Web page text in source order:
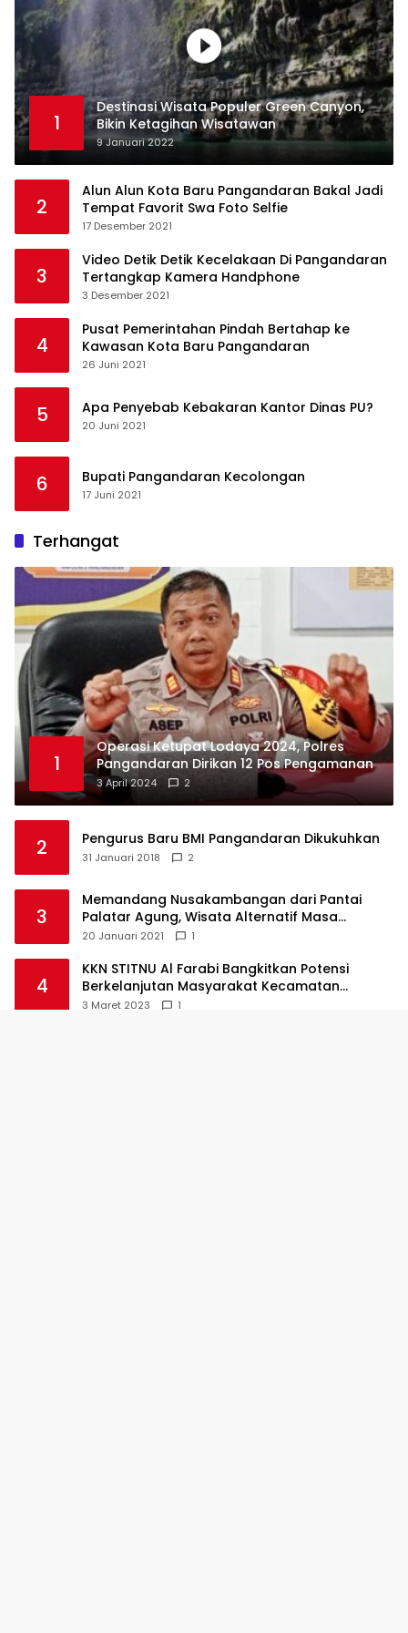
1
Destinasi Wisata Populer Green Canyon,
Bikin Ketagihan Wisatawan
9 Januari 2022
2
Alun Alun Kota Baru Pangandaran Bakal Jadi
Tempat Favorit Swa Foto Selfie
17 Desember 2021
3
Video Detik Detik Kecelakaan Di Pangandaran
Tertangkap Kamera Handphone
3 Desember 2021
4
Pusat Pemerintahan Pindah Bertahap ke
Kawasan Kota Baru Pangandaran
26 Juni 2021
5 Apa Penyebab Kebakaran Kantor Dinas PU?
20 Juni 2021
6 Bupati Pangandaran Kecolongan
17 Juni 2021
Terhangat
1
Operasi Ketupat Lodaya 2024, Polres
Pangandaran Dirikan 12 Pos Pengamanan
3 April 2024 2
2 Pengurus Baru BMI Pangandaran Dikukuhkan
31 Januari 2018 2
3
Memandang Nusakambangan dari Pantai
Palatar Agung, Wisata Alternatif Masa
Pandemi
20 Januari 2021 1
4
KKN STITNU Al Farabi Bangkitkan Potensi
Berkelanjutan Masyarakat Kecamatan
Langkaplancar
3 Maret 2023 1